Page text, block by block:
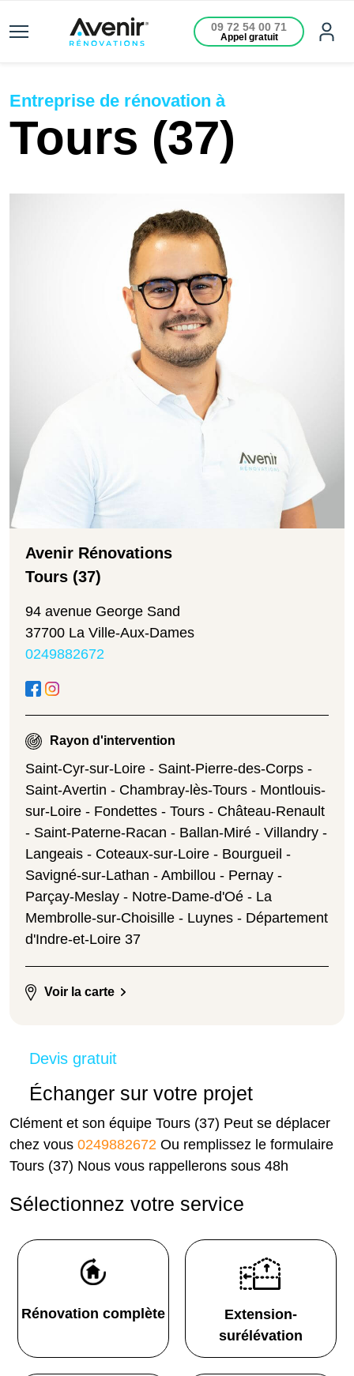
09 72 54 00 71
Appel gratuit
Entreprise de rénovation à
Tours (37)
Avenir Rénovations
Tours (37)
94 avenue George Sand
37700 La Ville-Aux-Dames
0249882672
Rayon d'intervention
Saint-Cyr-sur-Loire - Saint-Pierre-des-Corps -
Saint-Avertin - Chambray-lès-Tours - Montlouis-
sur-Loire - Fondettes - Tours - Château-Renault
- Saint-Paterne-Racan - Ballan-Miré - Villandry -
Langeais - Coteaux-sur-Loire - Bourgueil -
Savigné-sur-Lathan - Ambillou - Pernay -
Parçay-Meslay - Notre-Dame-d'Oé - La
Membrolle-sur-Choisille - Luynes - Département
d'Indre-et-Loire 37
Voir la carte
Devis gratuit
Échanger sur votre projet
Clément et son équipe Tours (37) Peut se déplacer
chez vous 0249882672 Ou remplissez le formulaire
Tours (37) Nous vous rappellerons sous 48h
Sélectionnez votre service
Rénovation complète
Extension-
surélévation